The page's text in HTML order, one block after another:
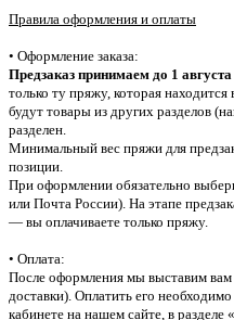
Правила оформления и оплаты
• Оформление заказа:
Предзаказ принимаем до 1
только ту пряжу, которая находится
будут товары из других разделов
разделен.
Минимальный вес пряжи для
позиции.
При оформлении обязательно
или Почта России). На этапе
— вы оплачиваете только пряжу.
• Оплата:
После оформления мы выставим вам
доставки). Оплатить его необходимо
кабинете на нашем сайте, в разделе